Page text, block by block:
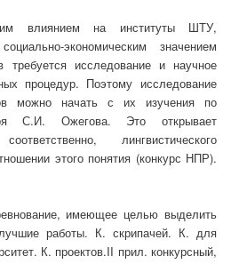
влиянием на институты ШТУ,
экономическим значением
требуется исследование и научное
процедур. Поэтому исследование
можно начать с их изучения по
С.И. Ожегова. Это открывает
лингвистического
этого понятия (конкурс НПР).
имеющее целью выделить
работы. К. скрипачей. К. для
К. проектов.II прил. конкурсный,